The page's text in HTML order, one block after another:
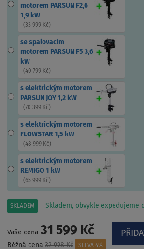
motorem PARSUN F2,6
1,9 kW
(33 999 Kč)
se spalovacím
motorem PARSUN F5 3,6
kW
(40 799 Kč)
s elektrickým motorem
PARSUN JOY 1,2 kW
(70 399 Kč)
s elektrickým motorem
FLOWSTAR 1,5 kW
(48 999 Kč)
s elektrickým motorem
REMIGO 1 kW
(65 999 Kč)
SKLADEM Skladem, obvykle expedujeme
Vaše cena 31 599 Kč
Běžná cena 32 998 Kč
SLEVA 4%